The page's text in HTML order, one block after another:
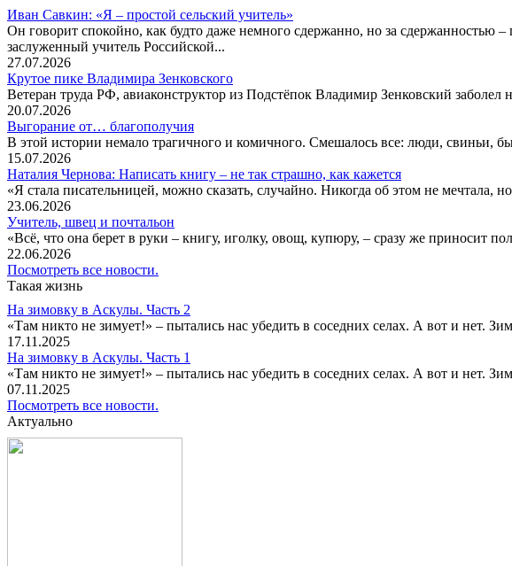
Иван Савкин: «Я – простой сельский учитель»
Он говорит спокойно, как будто даже немного сдержанно, но за сдержанностью –
заслуженный учитель Российской...
27.07.2026
Крутое пике Владимира Зенковского
Ветеран труда РФ, авиаконструктор из Подстёпок Владимир Зенковский
20.07.2026
Выгорание от… благополучия
В этой истории немало трагичного и комичного. Смешалось все: люди, свиньи,
15.07.2026
Наталия Чернова: Написать книгу – не так страшно, как кажется
«Я стала писательницей, можно сказать, случайно. Никогда об этом не мечтала,
23.06.2026
Учитель, швец и почтальон
«Всё, что она берет в руки – книгу, иголку, овощ, купюру, – сразу же приносит
22.06.2026
Посмотреть все новости.
Такая жизнь
На зимовку в Аскулы. Часть 2
«Там никто не зимует!» – пытались нас убедить в соседних селах. А вот и нет.
17.11.2025
На зимовку в Аскулы. Часть 1
«Там никто не зимует!» – пытались нас убедить в соседних селах. А вот и нет.
07.11.2025
Посмотреть все новости.
Актуально